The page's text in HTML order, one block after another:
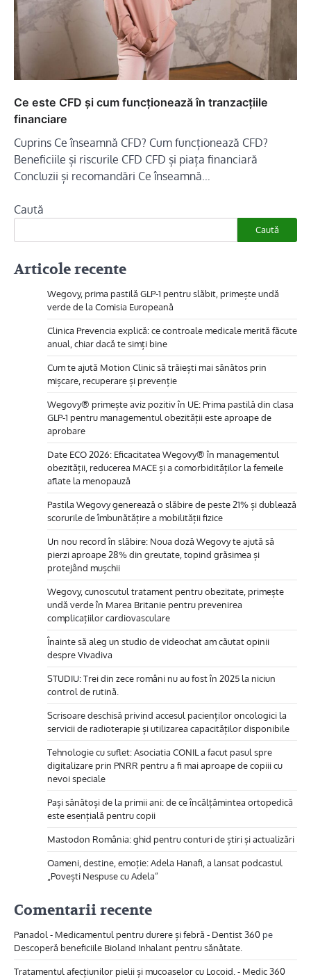
Ce este CFD și cum funcționează în tranzacțiile
financiare
Cuprins Ce înseamnă CFD? Cum funcționează CFD?
Beneficiile și riscurile CFD CFD și piața financiară
Concluzii și recomandări Ce înseamnă…
Caută
Caută
Articole recente
Wegovy, prima pastilă GLP-1 pentru slăbit, primește undă
verde de la Comisia Europeană
Clinica Prevencia explică: ce controale medicale merită făcute
anual, chiar dacă te simți bine
Cum te ajută Motion Clinic să trăiești mai sănătos prin
mișcare, recuperare și prevenție
Wegovy® primește aviz pozitiv în UE: Prima pastilă din clasa
GLP-1 pentru managementul obezității este aproape de
aprobare
Date ECO 2026: Eficacitatea Wegovy® în managementul
obezității, reducerea MACE și a comorbidităților la femeile
aflate la menopauză
Pastila Wegovy generează o slăbire de peste 21% și dublează
scorurile de îmbunătățire a mobilității fizice
Un nou record în slăbire: Noua doză Wegovy te ajută să
pierzi aproape 28% din greutate, topind grăsimea și
protejând mușchii
Wegovy, cunoscutul tratament pentru obezitate, primește
undă verde în Marea Britanie pentru prevenirea
complicațiilor cardiovasculare
Înainte să aleg un studio de videochat am căutat opinii
despre Vivadiva
STUDIU: Trei din zece români nu au fost în 2025 la niciun
control de rutină.
Scrisoare deschisă privind accesul pacienților oncologici la
servicii de radioterapie și utilizarea capacităților disponibile
Tehnologie cu suflet: Asociatia CONIL a facut pasul spre
digitalizare prin PNRR pentru a fi mai aproape de copiii cu
nevoi speciale
Pași sănătoși de la primii ani: de ce încălțămintea ortopedică
este esențială pentru copii
Mastodon România: ghid pentru conturi de știri și actualizări
Oameni, destine, emoție: Adela Hanafi, a lansat podcastul
„Povești Nespuse cu Adela”
Comentarii recente
Panadol - Medicamentul pentru durere și febră - Dentist 360 pe
Descoperă beneficiile Bioland Inhalant pentru sănătate.
Tratamentul afecțiunilor pielii și mucoaselor cu Locoid. - Medic 360